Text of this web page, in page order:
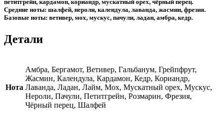
петитгрейн, кардамон, кориандр, мускатный орех, чёрный перец.
Средние ноты: шалфей, нероли, календула, лаванда, жасмин, фрезия.
Базовые ноты: ветивер, мох, мускус, пачули, ладан, амбра, кедр.
Детали
Нота
Амбра, Бергамот, Ветивер, Гальбанум, Грейпфрут,
Жасмин, Календула, Кардамон, Кедр, Кориандр,
Лаванда, Ладан, Лайм, Мох, Мускатный орех, Мускус,
Нероли, Пачули, Петитгрейн, Розмарин, Фрезия,
Чёрный перец, Шалфей